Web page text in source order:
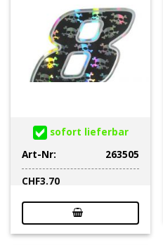
sofort lieferbar
Art-Nr:
263505
CHF3.70